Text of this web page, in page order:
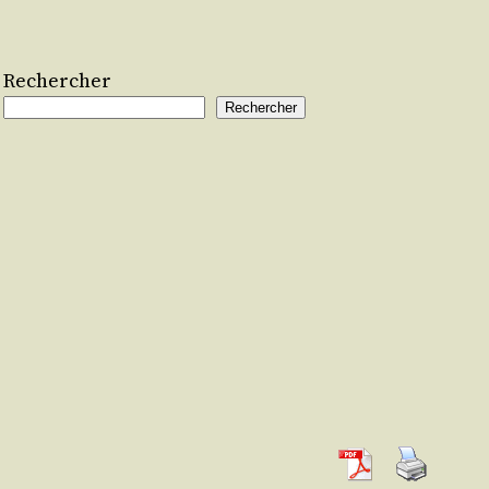
Rechercher
Rechercher